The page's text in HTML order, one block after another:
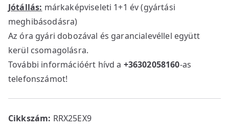
Jótállás: márkaképviseleti 1+1 év (gyártási
meghibásodásra)
Az óra gyári dobozával és garancialevéllel együtt
kerül csomagolásra.
További információért hívd a +36302058160-as
telefonszámot!
Cikkszám: RRX25EX9